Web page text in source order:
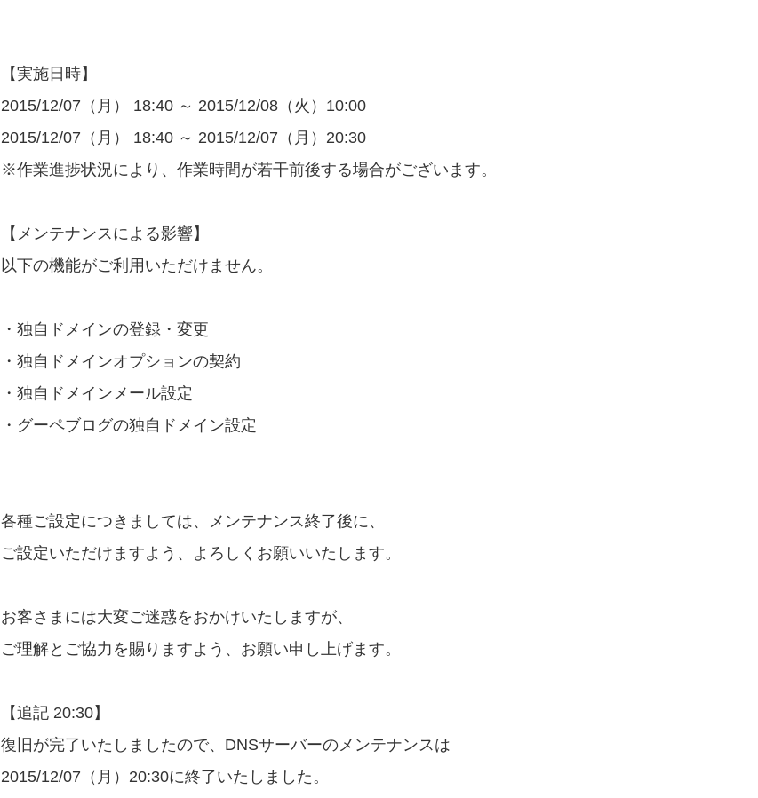
【実施日時】
2015/12/07（月） 18:40 ～ 2015/12/08（火）10:00
2015/12/07（月） 18:40 ～ 2015/12/07（月）20:30
※作業進捗状況により、作業時間が若干前後する場合がございます。
【メンテナンスによる影響】
以下の機能がご利用いただけません。
・独自ドメインの登録・変更
・独自ドメインオプションの契約
・独自ドメインメール設定
・グーペブログの独自ドメイン設定
各種ご設定につきましては、メンテナンス終了後に、
ご設定いただけますよう、よろしくお願いいたします。
お客さまには大変ご迷惑をおかけいたしますが、
ご理解とご協力を賜りますよう、お願い申し上げます。
【追記 20:30】
復旧が完了いたしましたので、DNSサーバーのメンテナンスは
2015/12/07（月）20:30に終了いたしました。